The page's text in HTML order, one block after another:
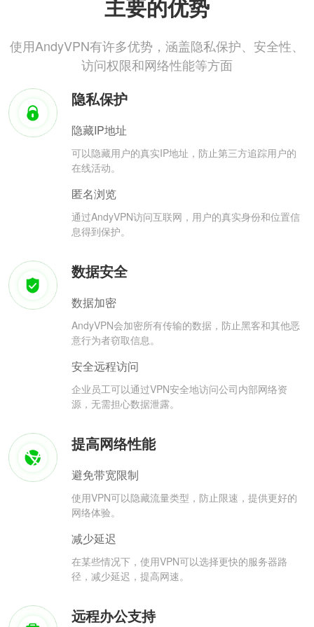
主要的优势
使用AndyVPN有许多优势，涵盖隐私保护、安全性、
访问权限和网络性能等方面
隐私保护
隐藏IP地址
可以隐藏用户的真实IP地址，防止第三方追踪用户的
在线活动。
匿名浏览
通过AndyVPN访问互联网，用户的真实身份和位置信
息得到保护。
数据安全
数据加密
AndyVPN会加密所有传输的数据，防止黑客和其他恶
意行为者窃取信息。
安全远程访问
企业员工可以通过VPN安全地访问公司内部网络资
源，无需担心数据泄露。
提高网络性能
避免带宽限制
使用VPN可以隐藏流量类型，防止限速，提供更好的
网络体验。
减少延迟
在某些情况下，使用VPN可以选择更快的服务器路
径，减少延迟，提高网速。
远程办公支持